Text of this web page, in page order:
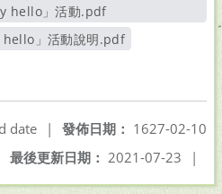
hello」活動.pdf另開新視窗
hello」活動說明.pdf
發佈日期： 1627-02-10
date
|
最後更新日期： 2021-07-23 |